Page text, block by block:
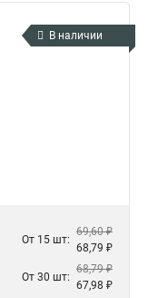
В наличии
От 15 шт:
69,60 ₽
68,79 ₽
От 30 шт:
68,79 ₽
67,98 ₽